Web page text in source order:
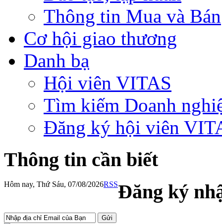
Thông tin Mua và Bán
Cơ hội giao thương
Danh bạ
Hội viên VITAS
Tìm kiếm Doanh
Đăng ký hội viên
Thông tin cần biết
Hôm nay, Thứ Sáu, 07/08/2026RSSĐăng ký